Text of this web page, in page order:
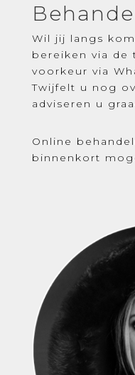
Wil jij langs
bereiken via
voorkeur via
Twijfelt u nog
adviseren u
Online
binnenkort